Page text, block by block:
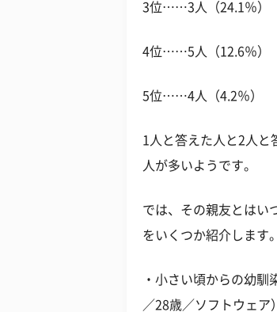
3位……3人（24.1％）
4位……5人（12.6％）
5位……4人（4.2％）
1人と答えた人と2人と
人が多いようです。
では、その親友とはい
をいくつか紹介します。
・小さい頃からの幼
／28歳／ソフトウェア）